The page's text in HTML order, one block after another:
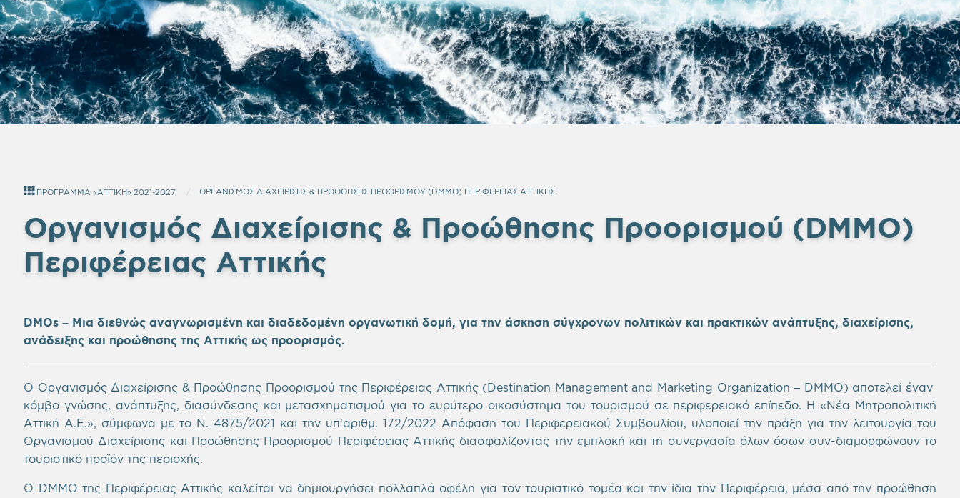
ΠΡΟΓΡΑΜΜΑ «ΑΤΤΙΚΗ» 2021-2027 ΟΡΓΑΝΙΣΜΟΣ ΔΙΑΧΕΙΡΙΣΗΣ & ΠΡΟΩΘΗΣΗΣ ΠΡΟΟΡΙΣΜΟΥ (DMMO) ΠΕΡΙΦΕΡΕΙΑΣ ΑΤΤΙΚΗΣ
Οργανισμός Διαχείρισης & Προώθησης Προορισμού (DMMO)
Περιφέρειας Αττικής
DMOs – Μια διεθνώς αναγνωρισμένη και διαδεδομένη οργανωτική δομή, για την άσκηση σύγχρονων πολιτικών και πρακτικών ανάπτυξης, διαχείρισης,
ανάδειξης και προώθησης της Αττικής ως προορισμός.
Ο Οργανισμός Διαχείρισης & Προώθησης Προορισμού της Περιφέρειας Αττικής (Destination Managementand Marketing Organization – DMMO) αποτελεί έναν
κόμβο γνώσης, ανάπτυξης, διασύνδεσης και μετασχηματισμού για το ευρύτερο οικοσύστημα του τουρισμού σε περιφερειακό επίπεδο. Η «Νέα Μητροπολιτική
Αττική Α.Ε.», σύμφωνα με το Ν. 4875/2021 και την υπ’αριθμ. 172/2022 Απόφαση του Περιφερειακού Συμβουλίου, υλοποιεί την πράξη για την λειτουργία του
Οργανισμού Διαχείρισης και Προώθησης Προορισμού Περιφέρειας Αττικής διασφαλίζοντας την εμπλοκή και τη συνεργασία όλων όσων συν-διαμορφώνουν το
τουριστικό προϊόν της περιοχής.
O DMMO της Περιφέρειας Αττικής καλείται να δημιουργήσει πολλαπλά οφέλη για τον τουριστικό τομέα και την ίδια την Περιφέρεια, μέσα από την προώθηση